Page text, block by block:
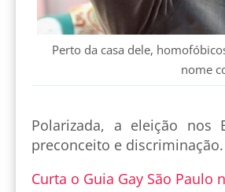
Perto da casa dele,
nome
Polarizada, a eleição nos
preconceito e discriminação.
Curta o Guia Gay São Paulo